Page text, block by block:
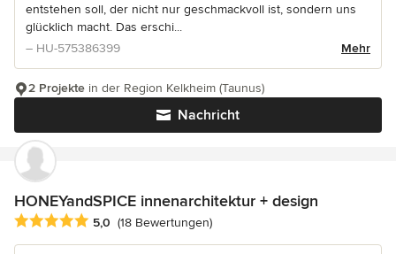
entstehen soll, der nicht nur geschmackvoll ist, sondern uns
glücklich macht. Das erschi...
– HU-575386399
Mehr
Nachricht
2 Projekte in der Region Kelkheim (Taunus)
HONEYandSPICE innenarchitektur + design
Durchschnittliche Bewertung: 5 von 5 Sternen
5,0 (18 Bewertungen)